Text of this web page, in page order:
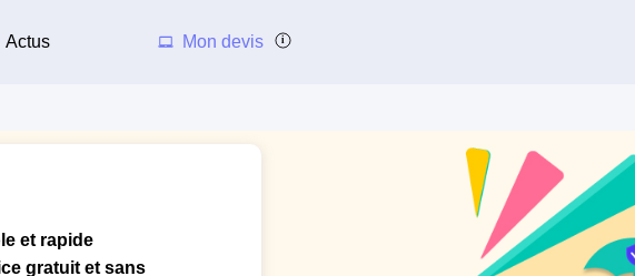
Actus Mon devis
et rapide
gratuit et sans